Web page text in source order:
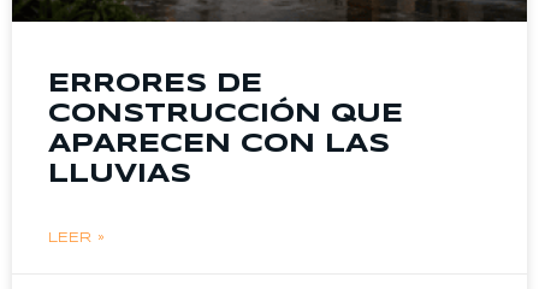
ERRORES DE
CONSTRUCCIÓN QUE
APARECEN CON LAS
LLUVIAS
LEER »